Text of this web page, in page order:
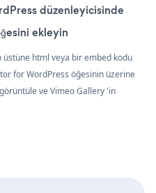
düzenleyicisinde
ekleyin
html veya bir embed kodu
for WordPress öğesinin üzerine
görüntüle ve Vimeo Gallery 'in